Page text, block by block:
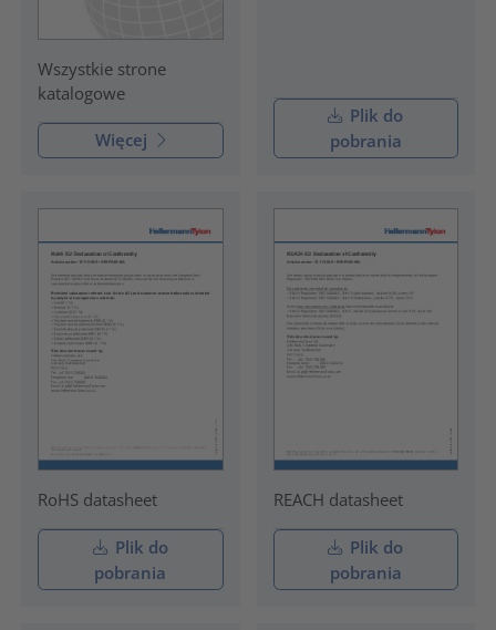
Wszystkie strone
katalogowe
Więcej
Plik do
pobrania
RoHS datasheet
Plik do
pobrania
REACH datasheet
Plik do
pobrania